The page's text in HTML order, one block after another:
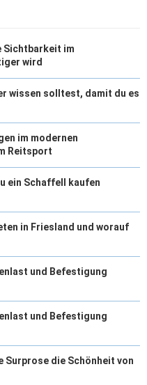
Sichtbarkeit im
wird
wissen solltest, damit du es
im modernen
Reitsport
ein Schaffell kaufen
in Friesland und worauf
und Befestigung
und Befestigung
Surprose die Schönheit von